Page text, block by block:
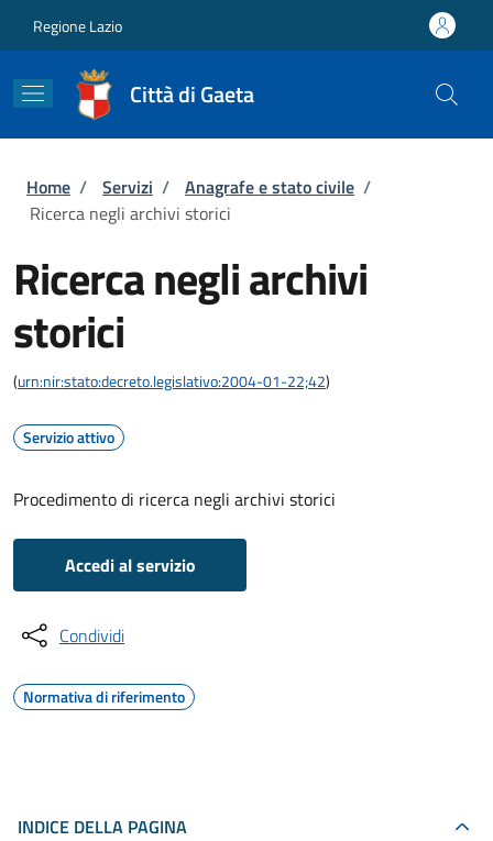
Regione Lazio
Città di Gaeta
Briciole di pane
Home / Servizi / Anagrafe e stato civile /
Ricerca negli archivi storici
Ricerca negli archivi
storici
(urn:nir:stato:decreto.legislativo:2004-01-22;42)
Servizio attivo
Procedimento di ricerca negli archivi storici
Accedi al servizio
Condividi
Normativa di riferimento
INDICE DELLA PAGINA